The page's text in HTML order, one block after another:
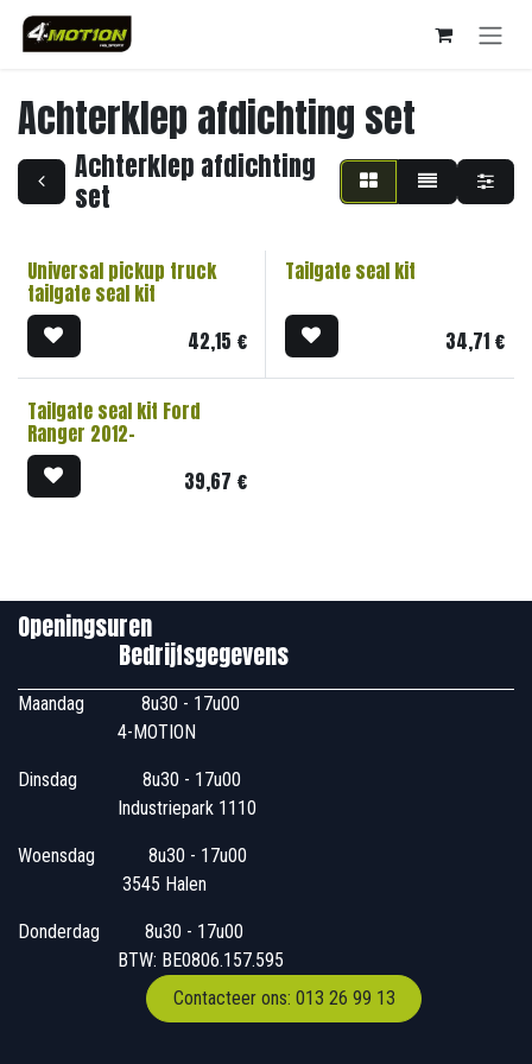
Overslaan naar inhoud
Achterklep afdichting set
Achterklep afdichting
set
Universal pickup truck
tailgate seal kit
42,15 €
Tailgate seal kit
34,71€
Tailgate seal kit Ford
Ranger 2012-
39,67 €
Openingsuren
Bedrijfsgegevens
Maandag
​8u30 - 17u00
4-MOTION
Dinsdag
​8u30 - 17u00
Industriepark 1110
Woensdag
​​​ 8u30 - 17u00
3545 Halen
Donderdag
​​8u30 - 17u00
BTW: BE0806.157.595
Contacteer ons: 013 26 99 13